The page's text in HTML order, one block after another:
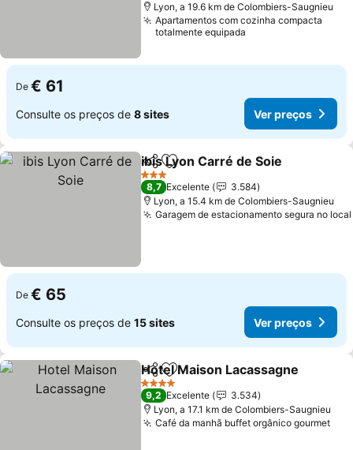
Lyon, a 19.6 km de Colombiers-Saugnieu
Apartamentos com cozinha compacta
totalmente equipada
De € 61
Consulte os preços de 8 sites Ver preços
PartilharAdicionar aos favoritos
ibis Lyon Carré de Soie
3 Estrelas
8,7 Excelente
3.584
Lyon, a 15.4 km de Colombiers-Saugnieu
Garagem de estacionamento segura no local
De € 65
Consulte os preços de 15 sites Ver preços
PartilharAdicionar aos favoritos
Hotel Maison Lacassagne
4 Estrelas
9,2 Excelente
3.534
Lyon, a 17.1 km de Colombiers-Saugnieu
Café da manhã buffet orgânico gourmet